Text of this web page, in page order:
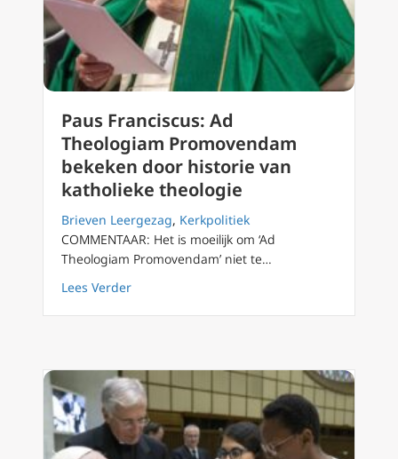
Paus Franciscus: Ad
Theologiam Promovendam
bekeken door historie van
katholieke theologie
Brieven Leergezag, Kerkpolitiek
COMMENTAAR: Het is moeilijk om ‘Ad
Theologiam Promovendam’ niet te…
Lees Verderabout Paus Franciscus: Ad Theologiam